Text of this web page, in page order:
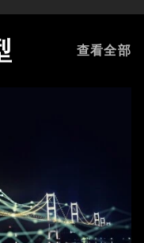
查看全部